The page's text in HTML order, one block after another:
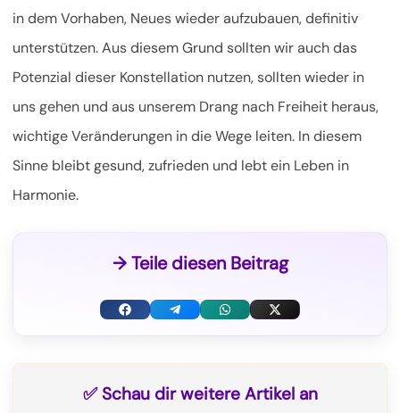
in dem Vorhaben, Neues wieder aufzubauen, definitiv
unterstützen. Aus diesem Grund sollten wir auch das
Potenzial dieser Konstellation nutzen, sollten wieder in
uns gehen und aus unserem Drang nach Freiheit heraus,
wichtige Veränderungen in die Wege leiten. In diesem
Sinne bleibt gesund, zufrieden und lebt ein Leben in
Harmonie.
→ Teile diesen Beitrag
F
T
W
X
T
✅ Schau dir weitere Artikel an